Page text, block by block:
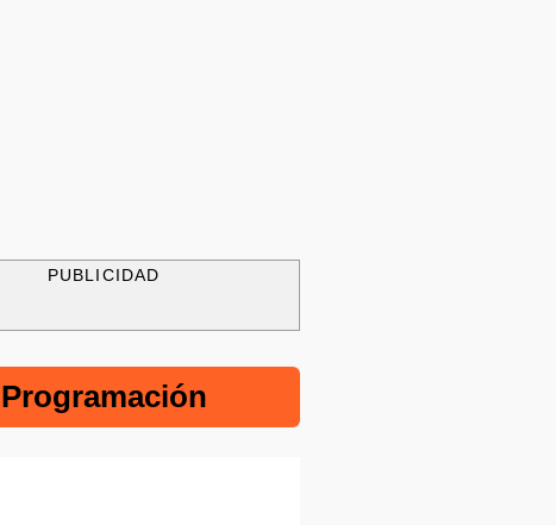
PUBLICIDAD
Programación